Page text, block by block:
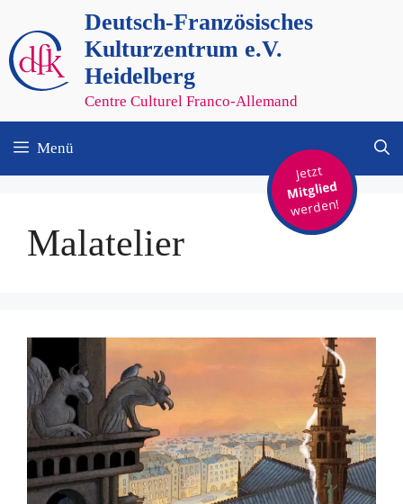
Inhalt
springen
Deutsch-Französisches
Kulturzentrum e.V.
Heidelberg
Centre Culturel Franco-Allemand
Jetzt
Mitglied
werden!
Menü
Malatelier